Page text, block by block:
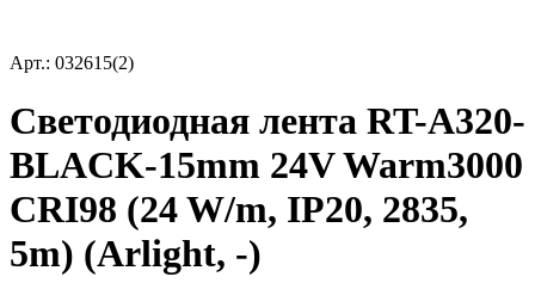
Арт.: 032615(2)
Светодиодная лента RT-A320-
BLACK-15mm 24V Warm3000
CRI98 (24 W/m, IP20, 2835,
5m) (Arlight, -)